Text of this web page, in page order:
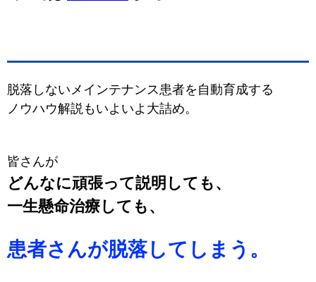
脱落しないメインテナンス患者を自動育成する
ノウハウ解説もいよいよ大詰め。
皆さんが
どんなに頑張って説明しても、
一生懸命治療しても、
患者さんが脱落してしまう。